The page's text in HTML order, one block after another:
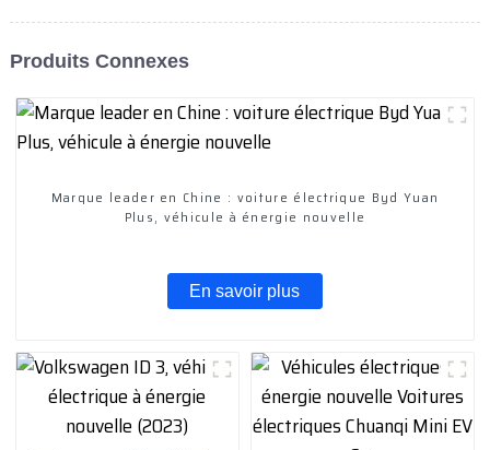
Produits Connexes
Marque leader en Chine : voiture électrique Byd Yuan
Plus, véhicule à énergie nouvelle
En savoir plus